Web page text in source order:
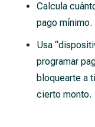
Calcula
pago mínimo.
Usa
programar
bloquearte a
cierto monto.